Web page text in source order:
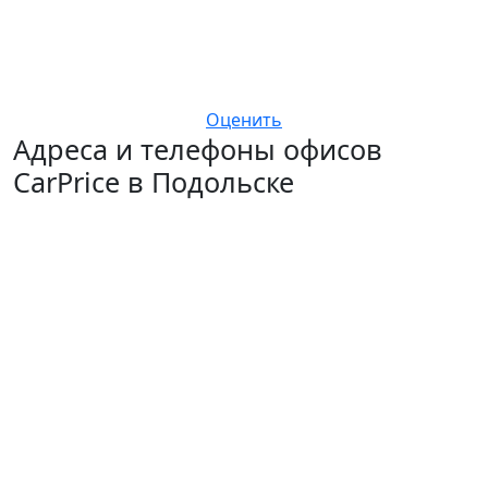
Оценить
Адреса и телефоны офисов
CarPrice в Подольске